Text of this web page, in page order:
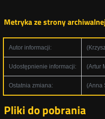
Metryka ze strony
Autor informacji:
Udostępnienie informacji: (Artur
Ostatnia zmiana: (Anna
Pliki do pobrania